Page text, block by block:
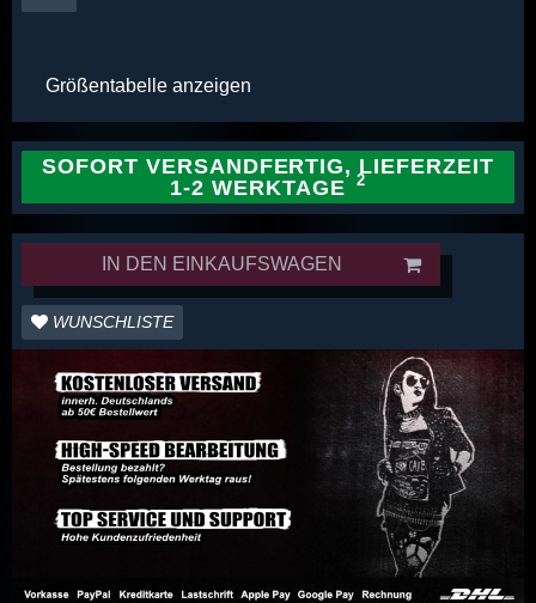
Größentabelle anzeigen
SOFORT VERSANDFERTIG, LIEFERZEIT
1-2 WERKTAGE
IN DEN EINKAUFSWAGEN
WUNSCHLISTE